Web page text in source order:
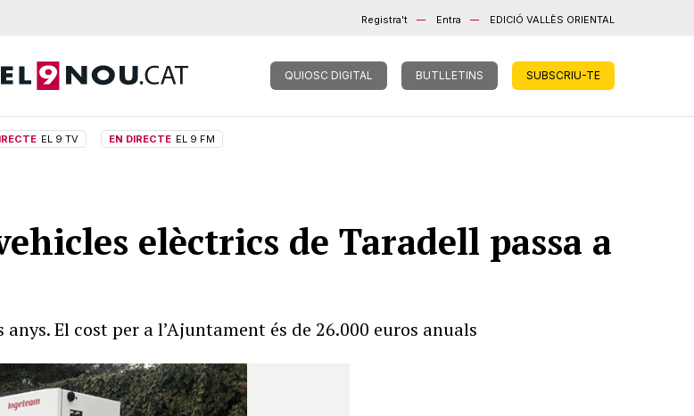
Registra't Entra EDICIÓ VALLÈS ORIENTAL
QUIOSC DIGITAL BUTLLETINS SUBSCRIU-TE
EL 9 TV EN DIRECTE EL 9 FM
elèctrics de Taradell passa a
El cost per a l’Ajuntament és de 26.000 euros anuals